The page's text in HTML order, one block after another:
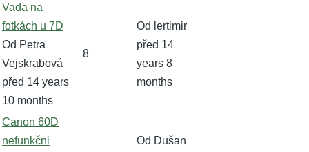
Normální
téma
Vada na
fotkách u 7D
Od Petra
Vejskrabová
před 14 years
10 months
8
Od lertimir
před 14
years 8
months
Normální
téma
Canon 60D
nefunkčni
Od Dušan